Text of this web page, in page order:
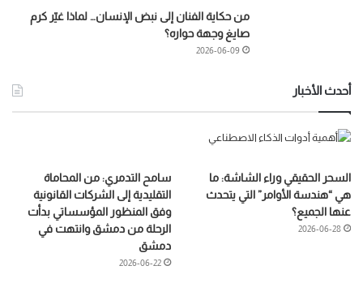
من حكاية الفنان إلى نبض الإنسان… لماذا غيّر كرم
صايغ وجهة حواره؟
2026-06-09
أحدث الأخبار
السحر الحقيقي وراء الشاشة: ما
هي “هندسة الأوامر” التي يتحدث
عنها الجميع؟
2026-06-28
سامح التدمري: من المحاماة
التقليدية إلى الشركات القانونية
وفق المنظور المؤسساتي بدأت
الرحلة من دمشق وانتهت في
دمشق
2026-06-22